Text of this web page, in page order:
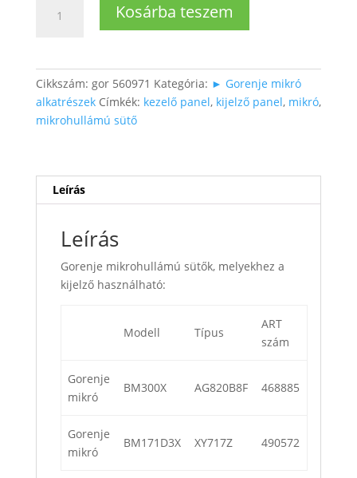
kijelző
Kosárba teszem
Cikkszám: gor 560971 Kategória: ► Gorenje mikró
alkatrészek Címkék: kezelő panel, kijelző panel, mikró,
mikrohullámú sütő
Leírás
Leírás
Gorenje mikrohullámú sütők, melyekhez a
kijelző használható:
Modell Típus
ART
szám
Gorenje
mikró
BM300X AG820B8F 468885
Gorenje
mikró
BM171D3X XY717Z 490572